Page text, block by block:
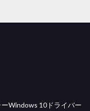
Windows 10ドライバー